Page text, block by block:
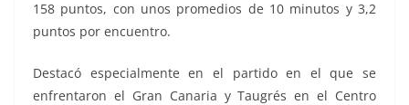
158 puntos, con unos promedios de 10 minutos y 3,2
puntos por encuentro.
Destacó especialmente en el partido en el que se
enfrentaron el Gran Canaria y Taugrés en el Centro